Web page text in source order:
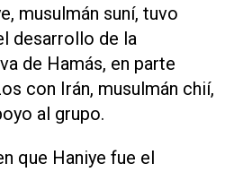
musulmán suní, tuvo
desarrollo de la
de Hamás, en parte
con Irán, musulmán chií,
al grupo.
que Haniye fue el